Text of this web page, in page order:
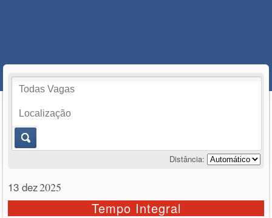
Distância:
13 dez2025
Tempo Integral